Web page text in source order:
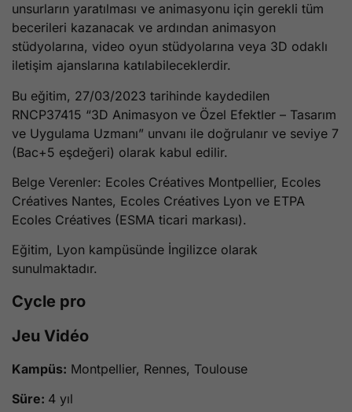
unsurların yaratılması ve animasyonu için gerekli tüm
becerileri kazanacak ve ardından animasyon
stüdyolarına, video oyun stüdyolarına veya 3D odaklı
iletişim ajanslarına katılabileceklerdir.
Bu eğitim, 27/03/2023 tarihinde kaydedilen
RNCP37415 “3D Animasyon ve Özel Efektler – Tasarım
ve Uygulama Uzmanı” unvanı ile doğrulanır ve seviye 7
(Bac+5 eşdeğeri) olarak kabul edilir.
Belge Verenler: Ecoles Créatives Montpellier, Ecoles
Créatives Nantes, Ecoles Créatives Lyon ve ETPA
Ecoles Créatives (ESMA ticari markası).
Eğitim, Lyon kampüsünde İngilizce olarak
sunulmaktadır.
Cycle pro
Jeu Vidéo
Kampüs: Montpellier, Rennes, Toulouse
Süre: 4 yıl